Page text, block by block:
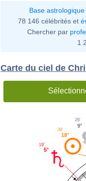
Base
78 146 célébrités et
Chercher par
1
Carte du ciel de
9°
26'
18°
39'
5°
19'